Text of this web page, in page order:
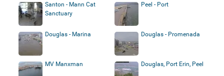
Santon - Mann Cat
Sanctuary
Peel - Port
Douglas - Marina Douglas - Promenada
MV Manxman Douglas, Port Erin, Peel